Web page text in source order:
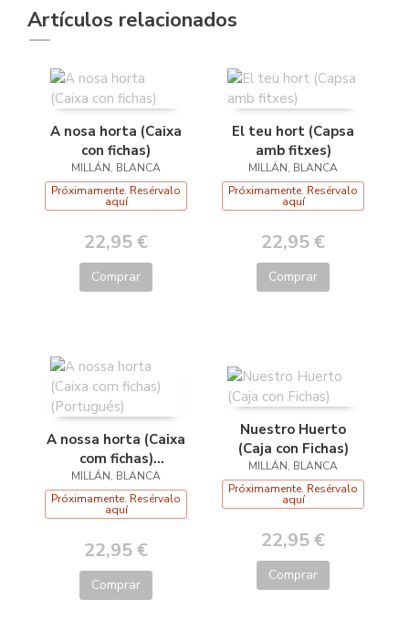
Artículos relacionados
A nosa horta (Caixa
con fichas)
MILLÁN, BLANCA
Próximamente. Resérvalo
aquí
22,95 €
Comprar
El teu hort (Capsa
amb fitxes)
MILLÁN, BLANCA
Próximamente. Resérvalo
aquí
22,95 €
Comprar
A nossa horta (Caixa
com fichas)
(Portugués)
MILLÁN, BLANCA
Próximamente. Resérvalo
aquí
22,95 €
Comprar
Nuestro Huerto
(Caja con Fichas)
MILLÁN, BLANCA
Próximamente. Resérvalo
aquí
22,95 €
Comprar